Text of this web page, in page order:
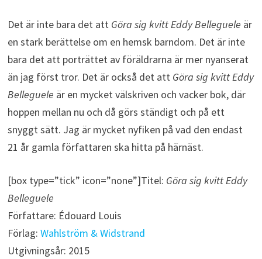
Det är inte bara det att Göra sig kvitt Eddy Belleguele är
en stark berättelse om en hemsk barndom. Det är inte
bara det att porträttet av föräldrarna är mer nyanserat
än jag först tror. Det är också det att Göra sig kvitt Eddy
Belleguele är en mycket välskriven och vacker bok, där
hoppen mellan nu och då görs ständigt och på ett
snyggt sätt. Jag är mycket nyfiken på vad den endast
21 år gamla författaren ska hitta på härnäst.
[box type=”tick” icon=”none”]Titel: Göra sig kvitt Eddy
Belleguele
Författare: Édouard Louis
Förlag: Wahlström & Widstrand
Utgivningsår: 2015